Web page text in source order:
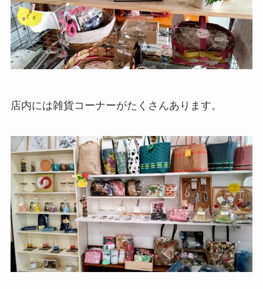
店内には雑貨コーナーがたくさんあります。